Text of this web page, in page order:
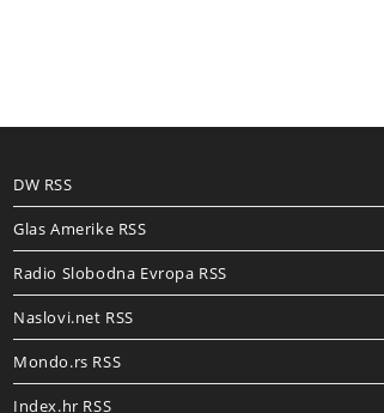
DW RSS
Glas Amerike RSS
Radio Slobodna Evropa RSS
Naslovi.net RSS
Mondo.rs RSS
Index.hr RSS